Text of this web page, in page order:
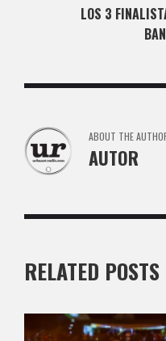
LOS 3
ABOUT THE
AUTOR
RELATED POSTS